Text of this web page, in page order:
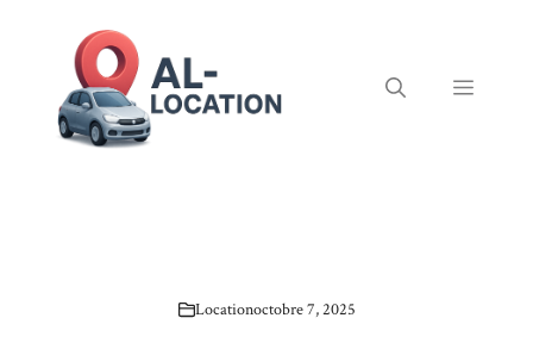
Menu
Locationoctobre 7, 2025